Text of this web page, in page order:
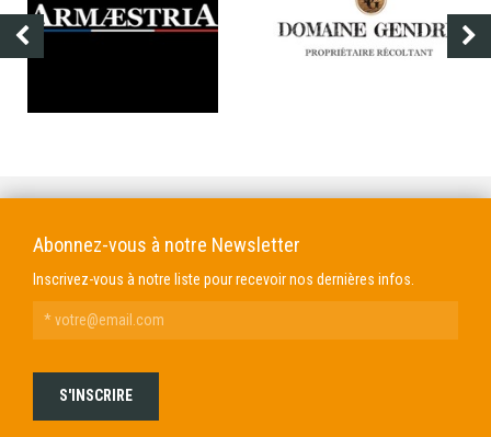
Abonnez-vous à notre Newsletter
Inscrivez-vous à notre liste pour recevoir nos dernières infos.